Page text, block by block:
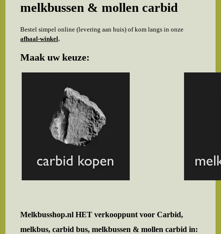
melkbussen & mollen carbid
Bestel simpel online (levering aan huis) of kom langs in onze
afhaal-winkel.
Maak uw keuze:
Melkbusshop.nl HET verkooppunt voorCarbid,
melkbus, carbid bus, melkbussen & mollen carbid in: